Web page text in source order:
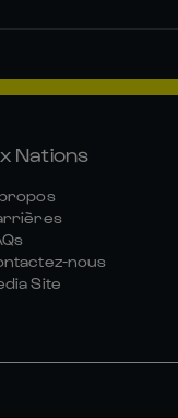
Nations
nous
Site